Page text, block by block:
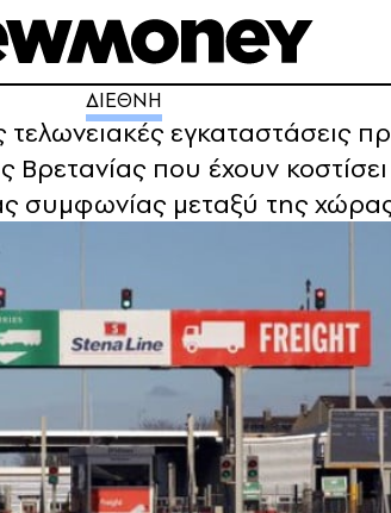
ΔΙΕΘΝΗ
εγκαταστάσεις
που έχουν
συμφωνίας μεταξύ της